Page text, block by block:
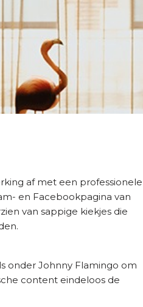
af met een professionele
en Facebookpagina van
van sappige kiekjes die
onder Johnny Flamingo om
content eindeloos de